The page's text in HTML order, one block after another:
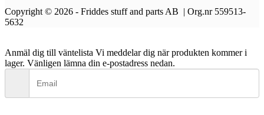
Copyright © 2026 - Friddes stuff and parts AB | Org.nr 559513-
5632
Anmäl dig till väntelista Vi meddelar dig när produkten kommer i
lager. Vänligen lämna din e-postadress nedan.